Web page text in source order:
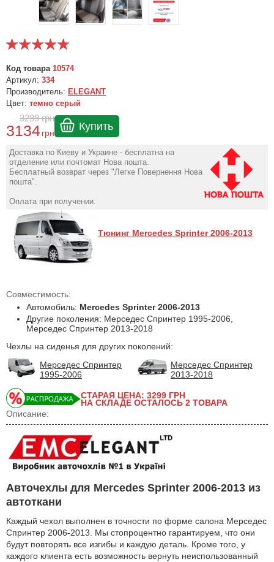
Код товара 10574
Артикул: 334
Производитель: ELEGANT
Цвет: темно серый
3299грн
3134грн
Купить
Доставка по Киеву и Украине - бесплатна на
отделение или почтомат Нова пошта.
Бесплатный возврат через "Легке Повернення Нова
пошта".
Оплата при получении.
Тюнинг Mercedes Sprinter 2006-2013
Совместимость:
Автомобиль: Mercedes Sprinter 2006-2013
Другие поколения: Мерседес Спринтер 1995-2006,
Мерседес Спринтер 2013-2018
Чехлы на сиденья для других поколений:
Мерседес Спринтер
1995-2006
Мерседес Спринтер
2013-2018
СТАРАЯ ЦЕНА: 3299 ГРН
НА СКЛАДЕ ОСТАЛОСЬ 2 ТОВАРА
Описание:
Авточехлы для Mercedes Sprinter 2006-2013 из
автоткани
Каждый чехол выполнен в точности по форме салона Мерседес
Спринтер 2006-2013. Мы стопроцентно гарантируем, что они
будут повторять все изгибы и каждую деталь. Кроме того, у
каждого клиента есть возможность вернуть неиспользованный